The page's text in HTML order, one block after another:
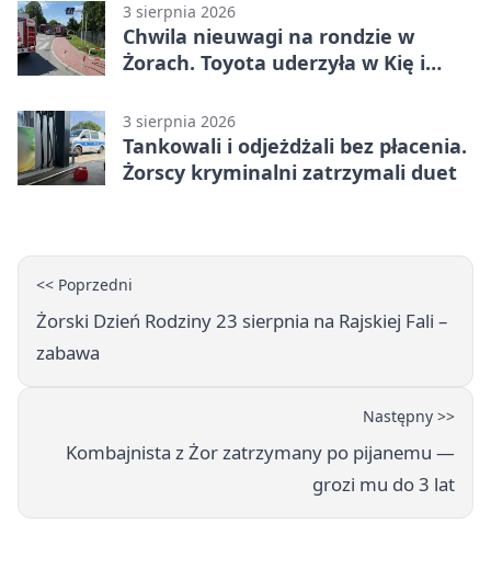
3 sierpnia 2026
Chwila nieuwagi na rondzie w
Żorach. Toyota uderzyła w Kię i
3 sierpnia 2026
Tankowali i odjeżdżali bez płacenia.
Żorscy kryminalni zatrzymali duet
<< Poprzedni
Żorski Dzień Rodziny 23 sierpnia na Rajskiej Fali –
zabawa
Następny >>
Kombajnista z Żor zatrzymany po pijanemu —
grozi mu do 3 lat